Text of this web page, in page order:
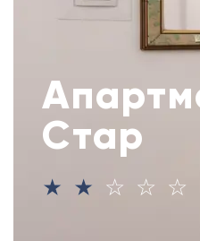
Стар
☆ ☆ ☆ ☆ ☆